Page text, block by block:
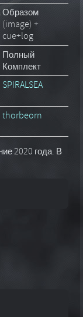
Образом
(image) +
cue+log
Полный
Комплект
SPIRALSEA
thorbeorn
2020 года. В